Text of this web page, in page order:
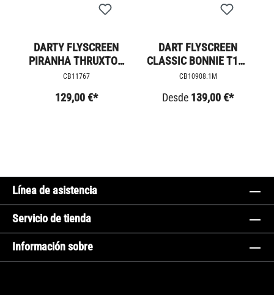
DARTY FLYSCREEN
PIRANHA THRUXTON
1200
CB11767
129,00 €*
DART FLYSCREEN
CLASSIC BONNIE T120
Y T100
CB10908.1M
Desde 139,00 €*
Línea de asistencia
Servicio de tienda
Información sobre